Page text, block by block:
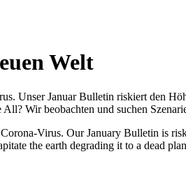
Welt
Unser Januar Bulletin riskiert den
Wir beobachten und suchen
Virus. Our January Bulletin is
the earth degrading it to a dead